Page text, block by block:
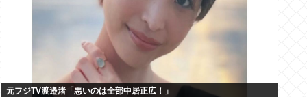
元フジTV渡邉渚「悪いのは全部中居正広！」